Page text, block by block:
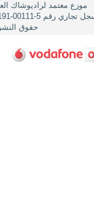
موزع معتمد لراديوشاك
رقم 5-00111-191 ,بطاقة ضريبية رقم 200-216-783
حقوق النشر